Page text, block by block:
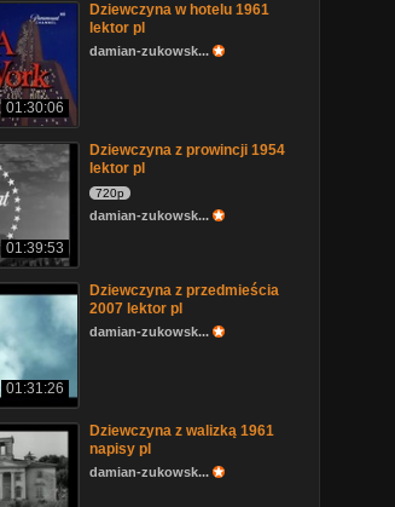
01:30:06
Dziewczyna w hotelu 1961
lektor pl
damian-zukowsk...
01:39:53
Dziewczyna z prowincji 1954
lektor pl
720p
damian-zukowsk...
01:31:26
Dziewczyna z przedmieścia
2007 lektor pl
damian-zukowsk...
Dziewczyna z walizką 1961
napisy pl
damian-zukowsk...